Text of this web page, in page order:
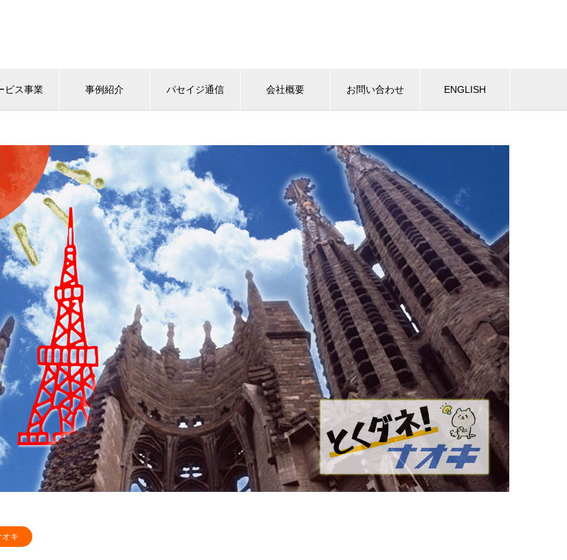
ビス事業 事例紹介 パセイジ通信 会社概要 お問い合わせ ENGLISH
オキ